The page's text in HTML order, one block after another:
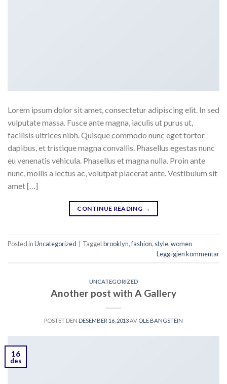
Lorem ipsum dolor sit amet, consectetur adipiscing elit. In sed
vulputate massa. Fusce ante magna, iaculis ut purus ut,
facilisis ultrices nibh. Quisque commodo nunc eget tortor
dapibus, et tristique magna convallis. Phasellus egestas nunc
eu venenatis vehicula. Phasellus et magna nulla. Proin ante
nunc, mollis a lectus ac, volutpat placerat ante. Vestibulum sit
amet […]
CONTINUE READING →
Posted inUncategorized Taggetbrooklyn,fashion, style,women
Legg igjen kommentar
UNCATEGORIZED
Another post with A Gallery
POSTET DEN DESEMBER 16, 2013AV OLE BANGSTEIN
16
des